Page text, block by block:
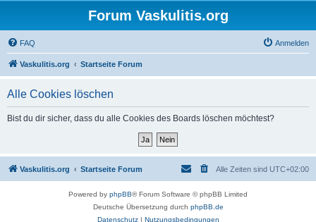
Forum Vaskulitis.org
FAQ Anmelden
Vaskulitis.org Startseite Forum
Alle Cookies löschen
Bist du dir sicher, dass du alle Cookies des Boards löschen möchtest?
Vaskulitis.org Startseite Forum Alle Zeiten sind UTC+02:00
Powered by phpBB® Forum Software © phpBB Limited
Deutsche Übersetzung durch phpBB.de
Datenschutz| Nutzungsbedingungen